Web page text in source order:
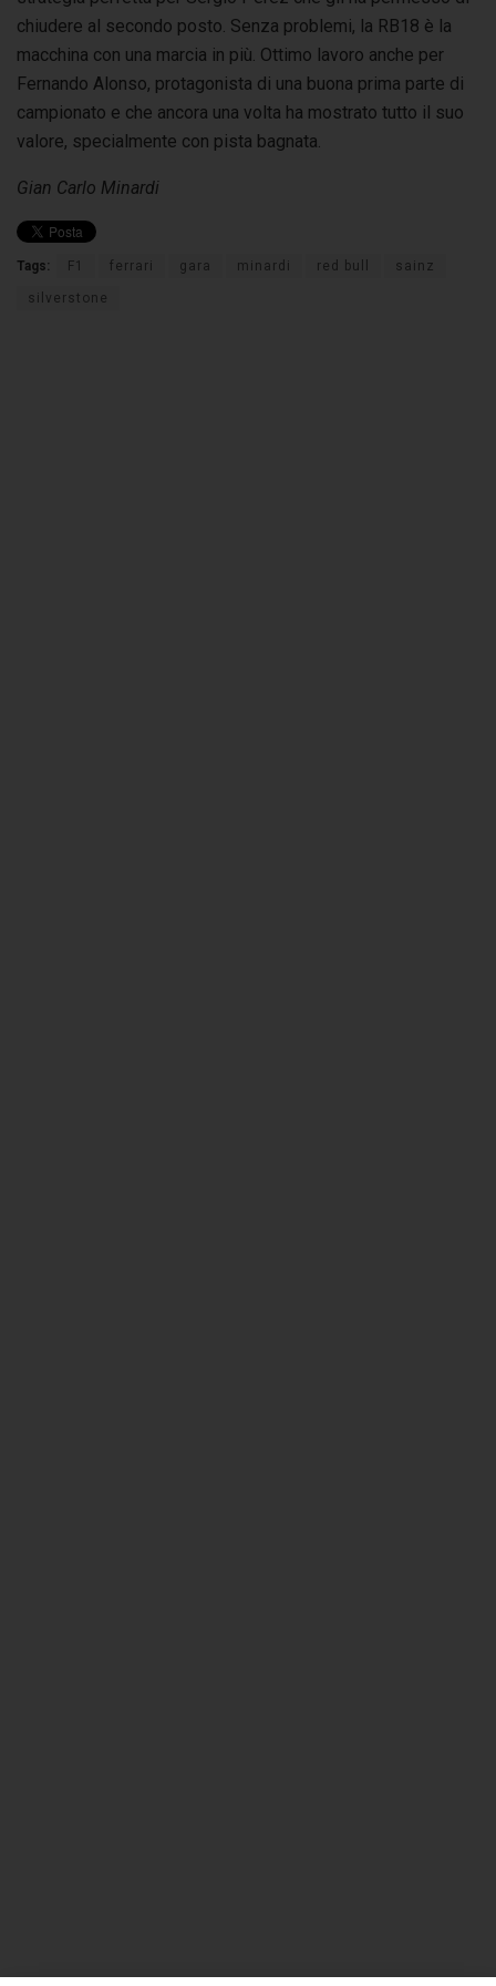
chiudere al secondo posto. Senza problemi, la RB18 è la
macchina con una marcia in più. Ottimo lavoro anche per
Fernando Alonso, protagonista di una buona prima parte di
campionato e che ancora una volta ha mostrato tutto il suo
valore, specialmente con pista bagnata.
Gian Carlo Minardi
Tags: F1 ferrari gara minardi red bull sainz
silverstone